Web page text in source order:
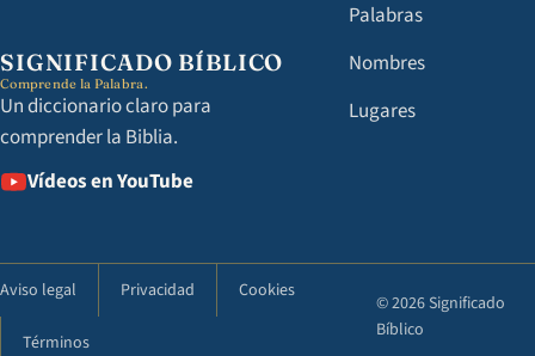
SIGNIFICADO BÍBLICO
Comprende la Palabra.
Un diccionario claro para
comprender la Biblia.
Vídeos en YouTube
Palabras
Nombres
Lugares
Aviso legal Privacidad Cookies
Términos
© 2026 Significado
Bíblico